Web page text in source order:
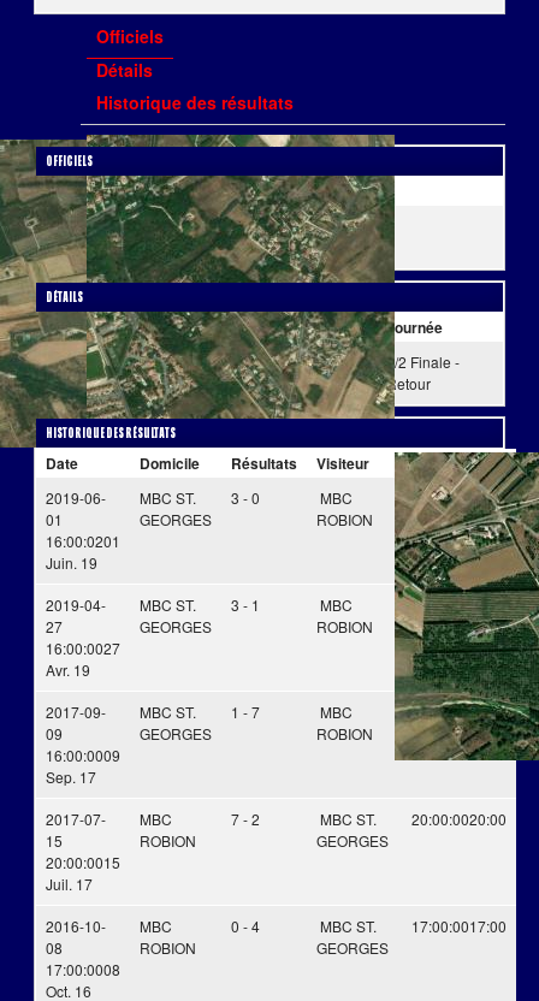
Officiels
Détails
Historique des résultats
Officiels
Arbitre Officiel
BOUAISS Fouad
VILBERT Eric
Détails
Date Heure Compétition Saison Journée
13 Juil.
19
20:00
Trophée de
France
2019
1/2 Finale -
Retour
Historique des résultats
Date Domicile Résultats Visiteur Heure
2019-06-
01
16:00:0201
Juin. 19
MBC ST.
GEORGES
3 - 0
MBC
ROBION
16:00:0216:00
2019-04-
27
16:00:0027
Avr. 19
MBC ST.
GEORGES
3 - 1
MBC
ROBION
16:00:0016:00
2017-09-
09
16:00:0009
Sep. 17
MBC ST.
GEORGES
1 - 7
MBC
ROBION
16:00:0016:00
2017-07-
15
20:00:0015
Juil. 17
MBC
ROBION
7 - 2
MBC ST.
GEORGES
20:00:0020:00
2016-10-
08
17:00:0008
Oct. 16
MBC
ROBION
0 - 4
MBC ST.
GEORGES
17:00:0017:00